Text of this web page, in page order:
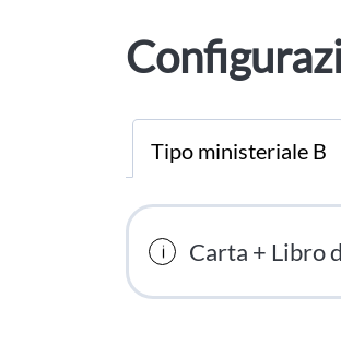
Tipo ministeriale B
Carta + Libro